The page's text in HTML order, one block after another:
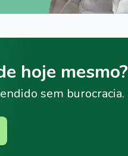
hoje mesmo?
sem burocracia.